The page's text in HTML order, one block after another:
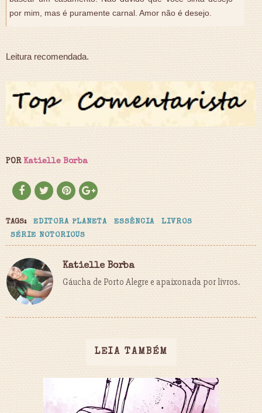
por mim, mas é puramente carnal. Amor não é desejo.
Leitura recomendada.
POR Katielle Borba
TAGS: EDITORA PLANETA ESSÊNCIA
LIVROS
SÉRIE NOTORIOUS
Katielle Borba
Gáucha de Porto Alegre e apaixonada por livros.
LEIA TAMBÉM